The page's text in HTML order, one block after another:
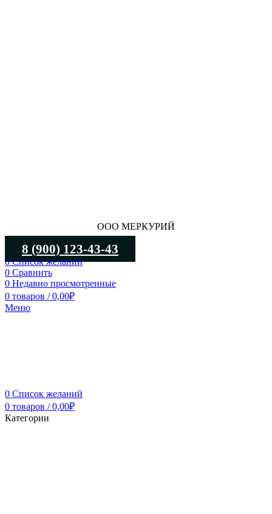
ООО МЕРКУРИЙ
8 (900) 123-43-43
0Список желаний
0 Сравнить
0 Недавно просмотренные
0 товаров / 0,00₽
Меню
0 Список желаний
0 товаров / 0,00₽
Категории